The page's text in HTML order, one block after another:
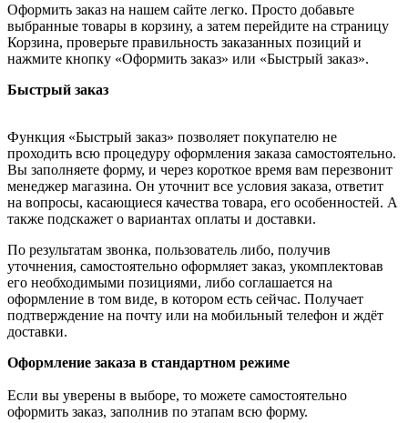
Оформить заказ на нашем сайте легко. Просто добавьте
выбранные товары в корзину, а затем перейдите на страницу
Корзина, проверьте правильность заказанных позиций и
нажмите кнопку «Оформить заказ» или «Быстрый заказ».
Быстрый заказ
Функция «Быстрый заказ» позволяет покупателю не
проходить всю процедуру оформления заказа самостоятельно.
Вы заполняете форму, и через короткое время вам перезвонит
менеджер магазина. Он уточнит все условия заказа, ответит
на вопросы, касающиеся качества товара, его особенностей. А
также подскажет о вариантах оплаты и доставки.
По результатам звонка, пользователь либо, получив
уточнения, самостоятельно оформляет заказ, укомплектовав
его необходимыми позициями, либо соглашается на
оформление в том виде, в котором есть сейчас. Получает
подтверждение на почту или на мобильный телефон и ждёт
доставки.
Оформление заказа в стандартном режиме
Если вы уверены в выборе, то можете самостоятельно
оформить заказ, заполнив по этапам всю форму.